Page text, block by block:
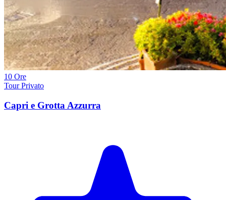
10 Ore
Tour Privato
Capri e Grotta Azzurra